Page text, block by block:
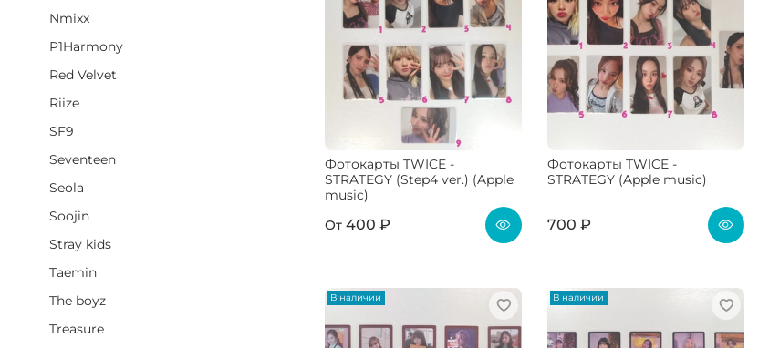
Фотокарты TWICE -
STRATEGY (Step4 ver.) (Apple
music)
От 400 ₽
Фотокарты TWICE -
STRATEGY (Apple music)
700 ₽
В наличии В наличии
Nmixx
P1Harmony
Red Velvet
Riize
SF9
Seventeen
Seola
Soojin
Stray kids
Taemin
The boyz
Treasure